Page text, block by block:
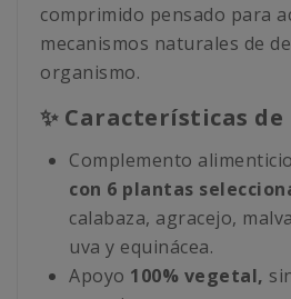
comprimido pensado para
mecanismos naturales de
organismo.
✨ Características
Complemento
con 6 plantas
calabaza, agracejo,
uva y equinácea.
Apoyo 100% vegetal,